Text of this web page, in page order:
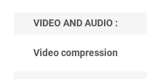
VIDEO AND AUDIO :
Video compression